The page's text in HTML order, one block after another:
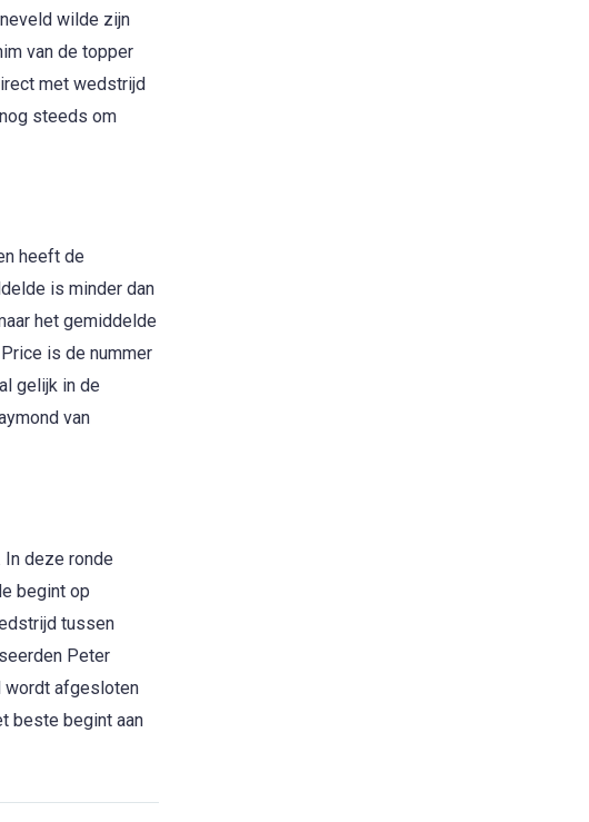
wilde zijn
van de topper
met wedstrijd
steeds om
heeft de
is minder dan
het gemiddelde
is de nummer
gelijk in de
van
deze ronde
begint op
tussen
Peter
wordt afgesloten
beste begint aan